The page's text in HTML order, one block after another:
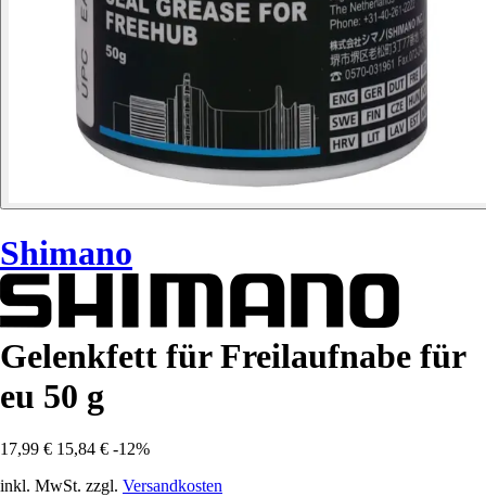
Shimano
Gelenkfett für Freilaufnabe für
eu 50 g
17,99 € 15,84 € -12%
inkl. MwSt. zzgl. Versandkosten